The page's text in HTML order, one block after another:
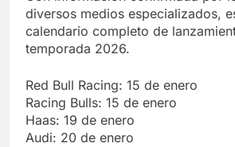
diversos medios especializados,
calendario completo de
temporada 2026.
Red Bull Racing: 15 de enero
Racing Bulls: 15 de enero
Haas: 19 de enero
Audi: 20 de enero